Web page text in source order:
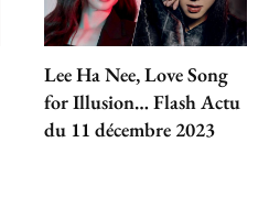
Lee Ha Nee, Love Song
for Illusion… Flash Actu
du 11 décembre 2023